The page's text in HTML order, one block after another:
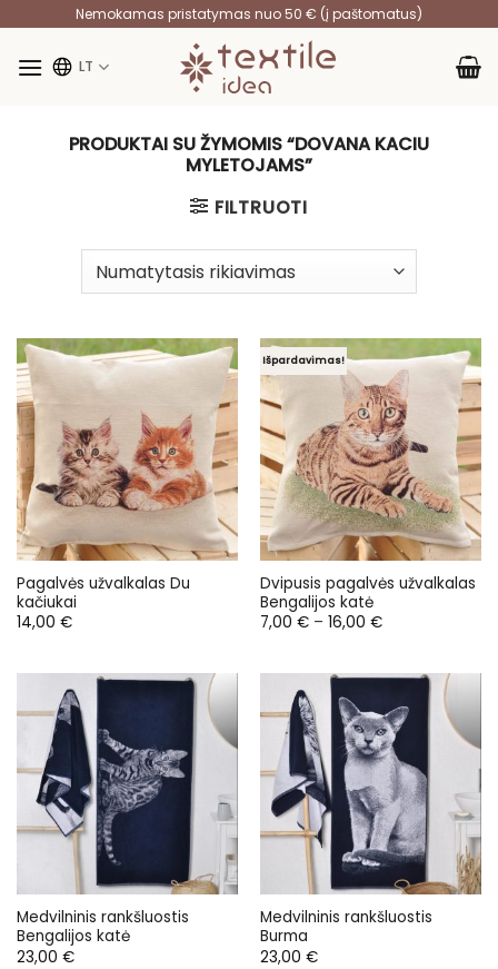
content
Nemokamas pristatymas nuo 50 € (į paštomatus)
LT
PRODUKTAI SU ŽYMOMIS “DOVANA KACIU
MYLETOJAMS”
FILTRUOTI
Pagalvės užvalkalas Du
kačiukai
14,00 €
Išpardavimas!
Dvipusis pagalvės užvalkalas
Bengalijos katė
7,00 € – 16,00 €Price
16,00 €
Medvilninis rankšluostis
Bengalijos katė
23,00 €
Medvilninis rankšluostis
Burma
23,00 €